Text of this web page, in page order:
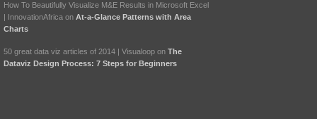
How To Beautifully Visualize M&E Results in Microsoft Excel
| InnovationAfrica on At-a-Glance Patterns with Area
Charts
50 great data viz articles of 2014 | Visualoop on The
Dataviz Design Process: 7 Steps for Beginners